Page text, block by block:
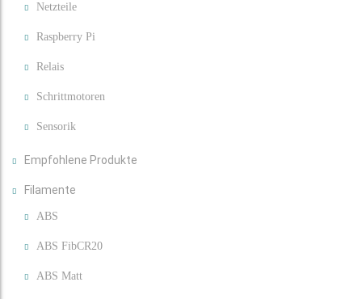
Netzteile
Raspberry Pi
Relais
Schrittmotoren
Sensorik
Empfohlene Produkte
Filamente
ABS
ABS FibCR20
ABS Matt